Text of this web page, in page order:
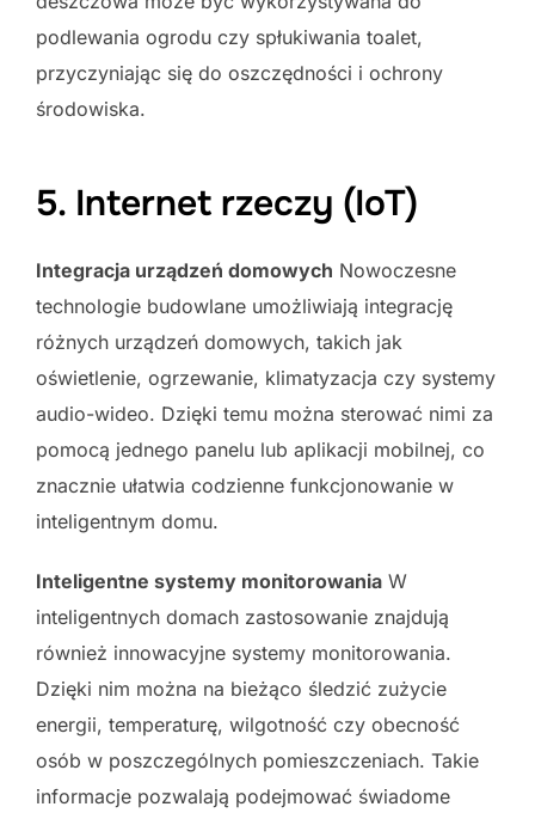
podlewania ogrodu czy spłukiwania toalet,
przyczyniając się do oszczędności i ochrony
środowiska.
5. Internet rzeczy (IoT)
Integracja urządzeń domowych Nowoczesne
technologie budowlane umożliwiają integrację
różnych urządzeń domowych, takich jak
oświetlenie, ogrzewanie, klimatyzacja czy systemy
audio-wideo. Dzięki temu można sterować nimi za
pomocą jednego panelu lub aplikacji mobilnej, co
znacznie ułatwia codzienne funkcjonowanie w
inteligentnym domu.
Inteligentne systemy monitorowania W
inteligentnych domach zastosowanie znajdują
również innowacyjne systemy monitorowania.
Dzięki nim można na bieżąco śledzić zużycie
energii, temperaturę, wilgotność czy obecność
osób w poszczególnych pomieszczeniach. Takie
informacje pozwalają podejmować świadome